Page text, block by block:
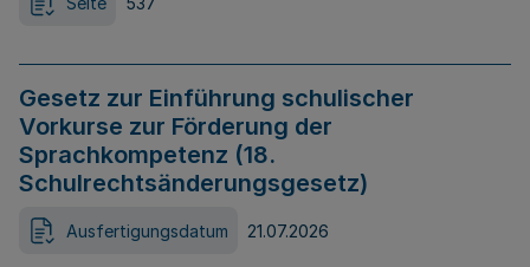
Gesetz zur Einführung schulischer
Vorkurse zur Förderung der
Sprachkompetenz (18.
Schulrechtsänderungsgesetz)
Ausfertigungsdatum 21.07.2026